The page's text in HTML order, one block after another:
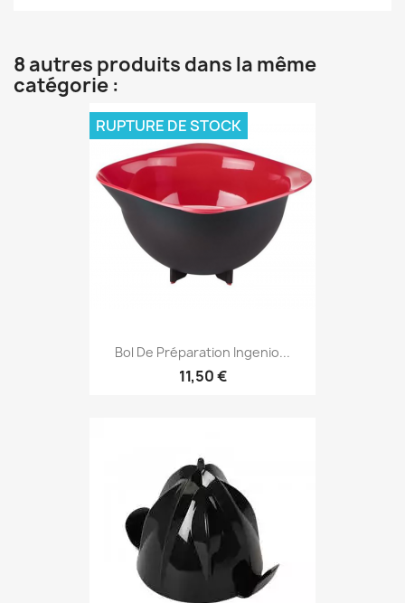
8 autres produits dans la même
catégorie :
Bol De Préparation Ingenio...
11,50 €
RUPTURE DE STOCK